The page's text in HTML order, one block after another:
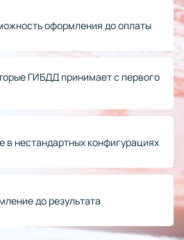
оформления до оплаты
ГИБДД принимает с первого
в нестандартных конфигурациях
до результата